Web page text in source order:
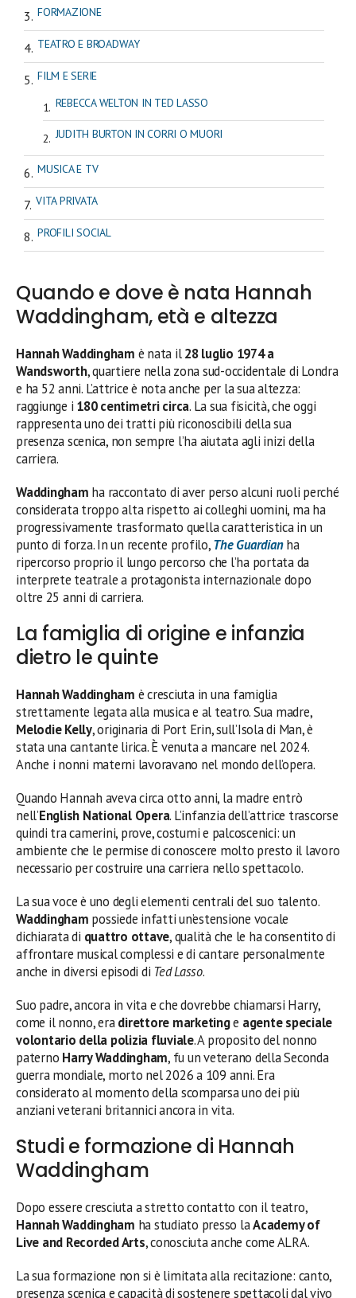
FORMAZIONE
TEATRO E BROADWAY
FILM E SERIE
REBECCA WELTON IN TED LASSO
JUDITH BURTON IN CORRI O MUORI
MUSICA E TV
VITA PRIVATA
PROFILI SOCIAL
Quando e dove è nata Hannah
Waddingham, età e altezza
Hannah Waddingham è nata il28 luglio 1974 a
Wandsworth, quartiere nella zona sud-occidentale di Londra
e ha 52 anni. L’attrice è nota anche per la sua altezza:
raggiunge i 180 centimetri circa. La sua fisicità, che oggi
rappresenta uno dei tratti più riconoscibili della sua
presenza scenica, non sempre l’ha aiutata agli inizi della
carriera.
Waddingham ha raccontato di aver perso alcuni ruoli perché
considerata troppo alta rispetto ai colleghi uomini, ma ha
progressivamente trasformato quella caratteristica in un
punto di forza. In un recente profilo,The Guardianha
ripercorso proprio il lungo percorso che l’ha portata da
interprete teatrale a protagonista internazionale dopo
oltre 25 anni di carriera.
La famiglia di origine e infanzia
dietro le quinte
Hannah Waddingham è cresciuta in una famiglia
strettamente legata alla musica e al teatro. Sua madre,
Melodie Kelly, originaria di Port Erin, sull’Isola di Man, è
stata una cantante lirica. È venuta a mancare nel 2024.
Anche i nonni materni lavoravano nel mondo dell’opera.
Quando Hannah aveva circa otto anni, la madre entrò
nell’English National Opera. L’infanzia dell’attrice trascorse
quindi tra camerini, prove, costumi e palcoscenici: un
ambiente che le permise di conoscere molto presto il lavoro
necessario per costruire una carriera nello spettacolo.
La sua voce è uno degli elementi centrali del suo talento.
Waddingham possiede infatti un’estensione vocale
dichiarata di quattro ottave, qualità che le ha consentito di
affrontare musical complessi e di cantare personalmente
anche in diversi episodi di Ted Lasso.
Suo padre, ancora in vita e che dovrebbe chiamarsi Harry,
come il nonno, eradirettore marketinge agente speciale
volontario della polizia fluviale. A proposito del nonno
paterno Harry Waddingham, fu un veterano della Seconda
guerra mondiale, morto nel 2026 a 109 anni. Era
considerato al momento della scomparsa uno dei più
anziani veterani britannici ancora in vita.
Studi e formazione di Hannah
Waddingham
Dopo essere cresciuta a stretto contatto con il teatro,
Hannah Waddingham ha studiato presso laAcademy of
Live and Recorded Arts, conosciuta anche come ALRA.
La sua formazione non si è limitata alla recitazione: canto,
presenza scenica e capacità di sostenere spettacoli dal vivo